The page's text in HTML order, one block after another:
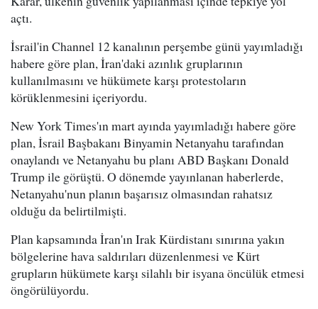
açtı.
İsrail'in Channel 12 kanalının perşembe günü yayımladığı
habere göre plan, İran'daki azınlık gruplarının
kullanılmasını ve hükümete karşı protestoların
körüklenmesini içeriyordu.
New York Times'ın mart ayında yayımladığı habere göre
plan, İsrail Başbakanı Binyamin Netanyahu tarafından
onaylandı ve Netanyahu bu planı ABD Başkanı Donald
Trump ile görüştü. O dönemde yayınlanan haberlerde,
Netanyahu'nun planın başarısız olmasından rahatsız
olduğu da belirtilmişti.
Plan kapsamında İran'ın Irak Kürdistanı sınırına yakın
bölgelerine hava saldırıları düzenlenmesi ve Kürt
grupların hükümete karşı silahlı bir isyana öncülük etmesi
öngörülüyordu.